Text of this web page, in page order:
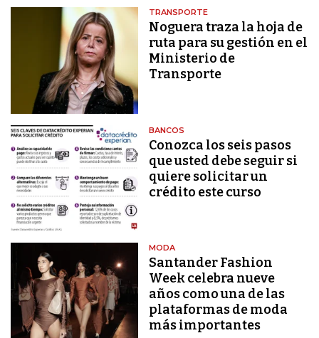
TRANSPORTE
Noguera traza la hoja de
ruta para su gestión en el
Ministerio de
Transporte
BANCOS
Conozca los seis pasos
que usted debe seguir si
quiere solicitar un
crédito este curso
MODA
Santander Fashion
Week celebra nueve
años como una de las
plataformas de moda
más importantes